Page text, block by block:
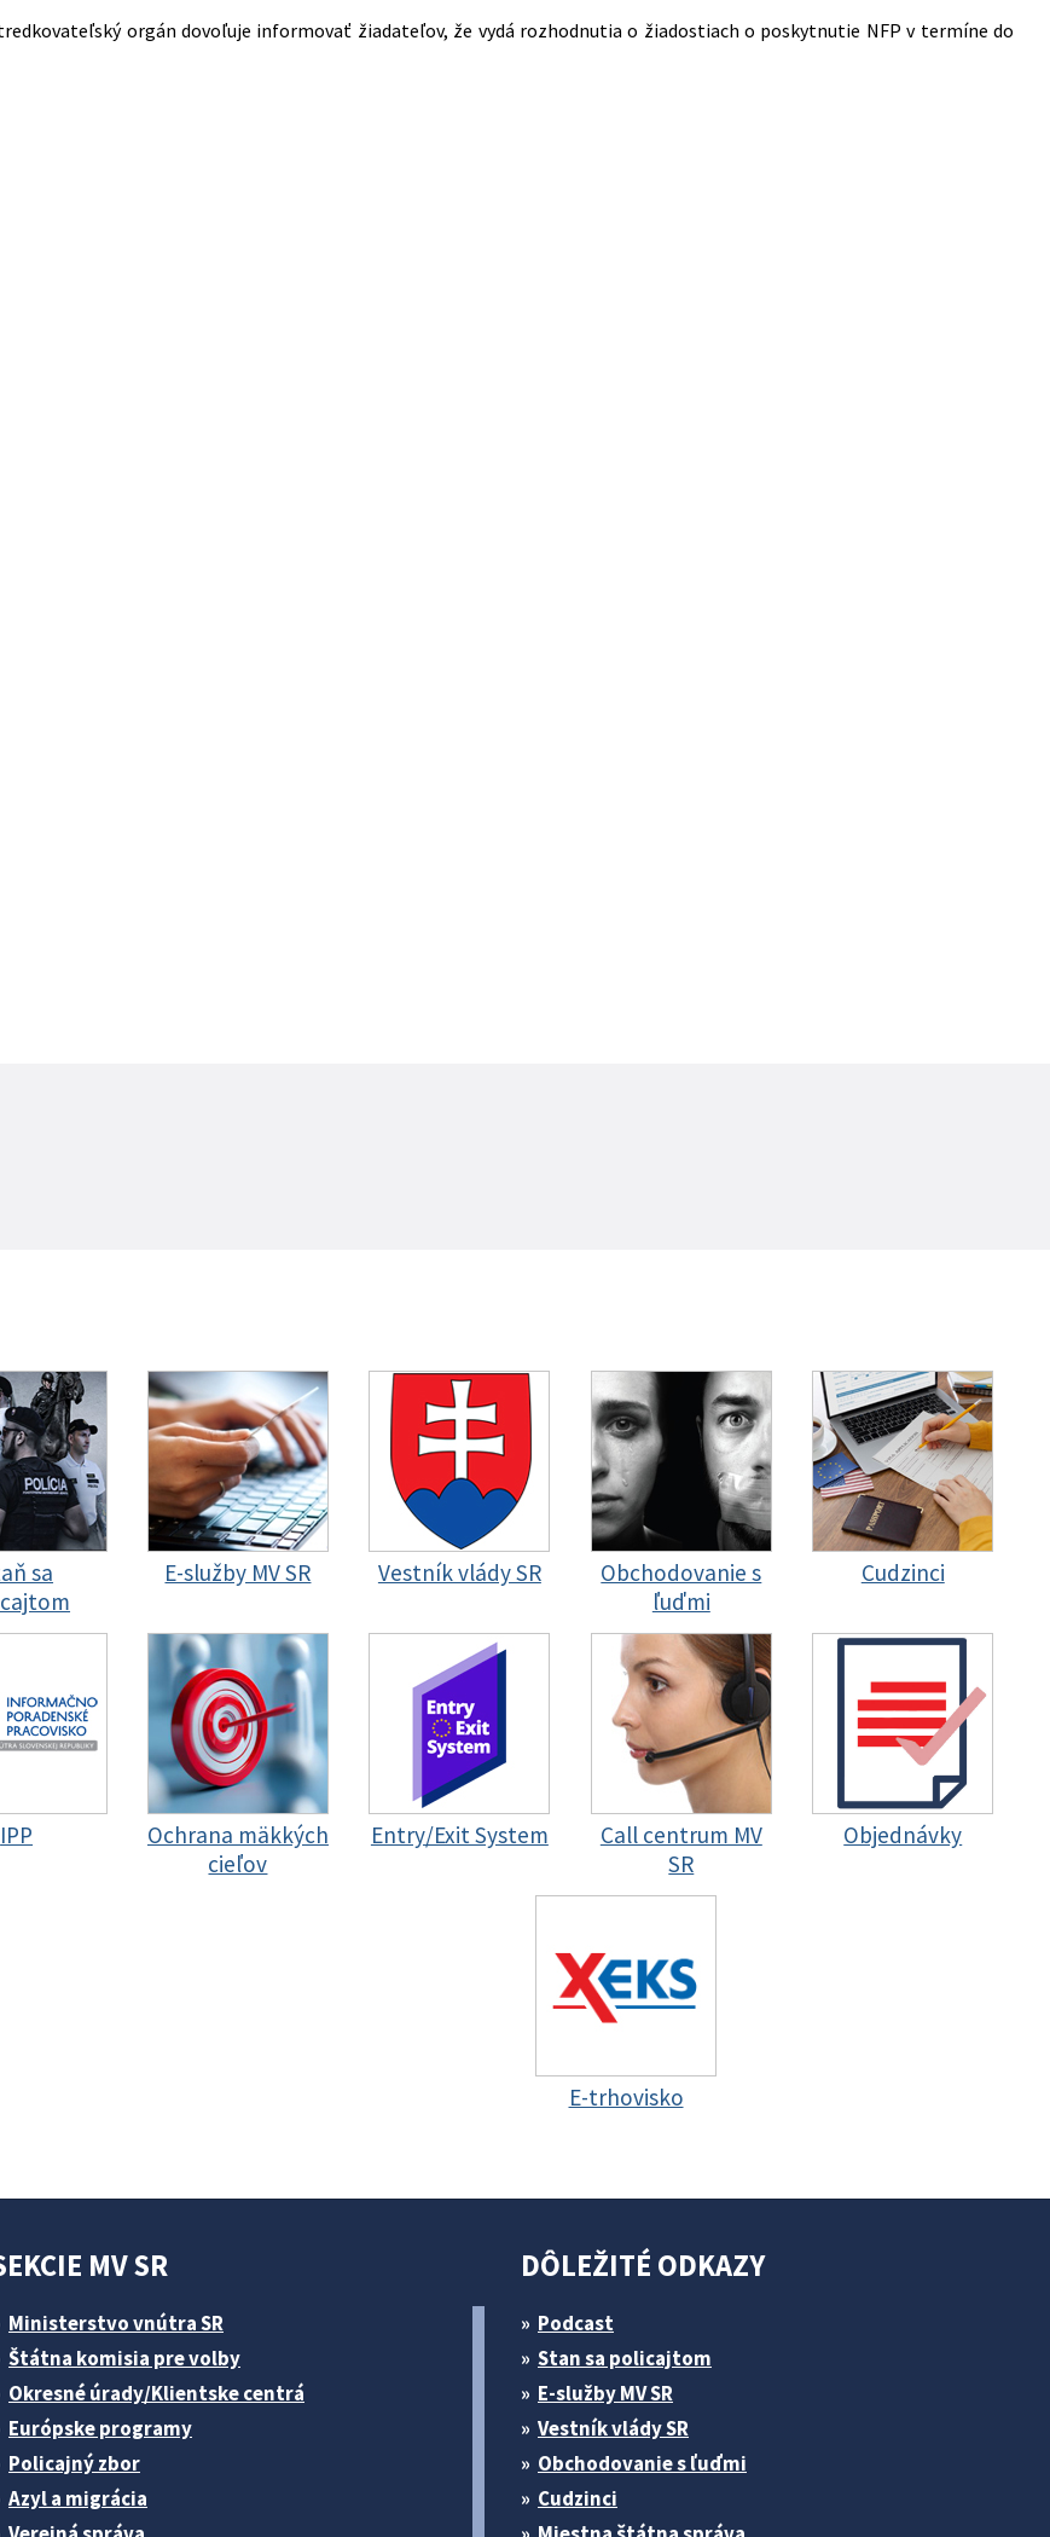
orgán dovoľuje informovať žiadateľov, že vydá rozhodnutia o žiadostiach o poskytnutie NFP v termíne do
sa
E-služby MV SR Vestník vlády SR
Obchodovanie s
ľuďmi
Cudzinci
IPP
Ochrana mäkkých
cieľov
Entry/Exit System
Call centrum MV
SR
Objednávky
E-trhovisko
MV SR
Ministerstvo vnútra SR
Štátna komisia pre volby
Okresné úrady/Klientske centrá
Európske programy
Policajný zbor
Azyl a migrácia
DÔLEŽITÉ ODKAZY
Podcast
Stan sa policajtom
E-služby MV SR
Vestník vlády SR
Obchodovanie s ľuďmi
Cudzinci